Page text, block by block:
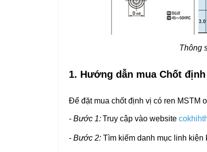
Thông
1. Hướng dẫn mua Chốt
Để đặt mua chốt định vị có ren MSTM
- Bước 1:Truy cập vào website
- Bước 2: Tìm kiếm danh mục linh kiện